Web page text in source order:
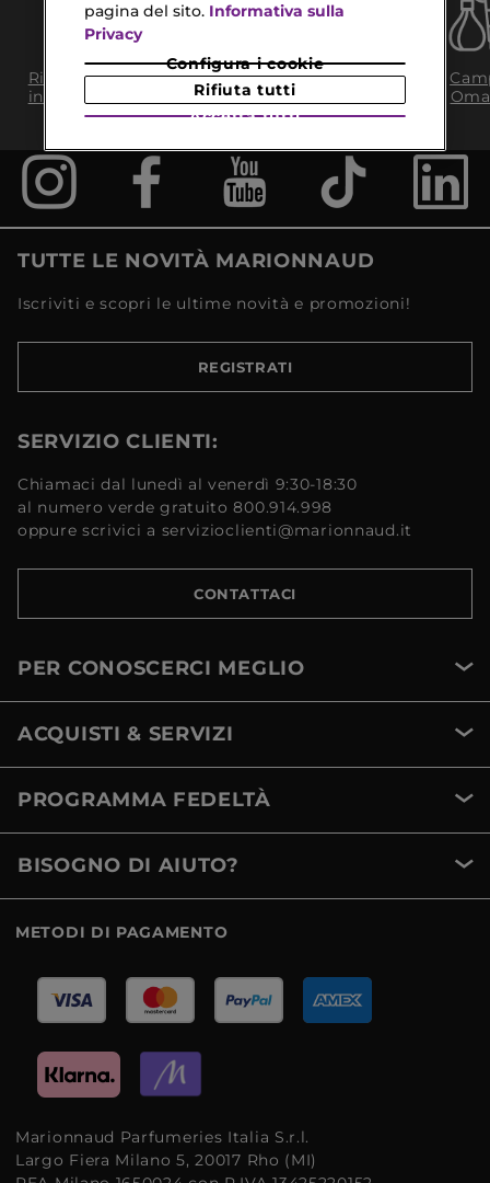
Ritiro in negozio
in 2H
Consegna Gratuita
da 35€​ in 24/48H
TUTTE LE NOVITÀ MARIONNAUD
Iscriviti e scopri le ultime novità e promozioni!
REGISTRATI
SERVIZIO CLIENTI:
Chiamaci dal lunedì al venerdì 9:30-18:30
al numero verde gratuito 800.914.998
oppure scrivici a servizioclienti@marionnaud.it
CONTATTACI
PER CONOSCERCI MEGLIO
ACQUISTI & SERVIZI
PROGRAMMA FEDELTÀ
BISOGNO DI AIUTO?
METODI DI PAGAMENTO
Marionnaud Parfumeries Italia S.r.l.
Largo Fiera Milano 5, 20017 Rho (MI)
pagina del sito. Informativa sulla
Privacy
Configura i cookie
Rifiuta tutti
Accetta tutti